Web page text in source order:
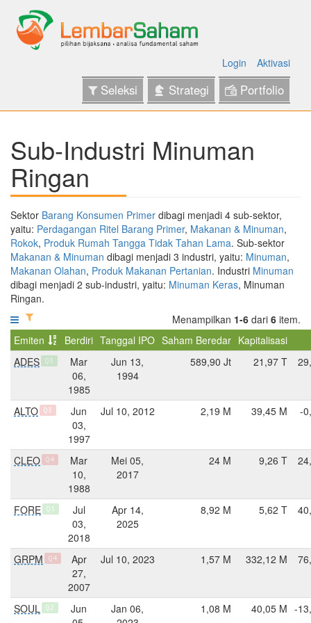
Login Aktivasi
Seleksi Strategi Portfolio
Sub-Industri Minuman
Ringan
Sektor Barang Konsumen Primer dibagi menjadi 4 sub-sektor,
yaitu: Perdagangan Ritel Barang Primer, Makanan & Minuman,
Rokok, Produk Rumah Tangga Tidak Tahan Lama. Sub-sektor
Makanan & Minuman dibagi menjadi 3 industri, yaitu: Minuman,
Makanan Olahan, Produk Makanan Pertanian. Industri Minuman
dibagi menjadi 2 sub-industri, yaitu: Minuman Keras, Minuman
Ringan.
Menampilkan 1-6 dari 6 item.
Emiten
Berdiri Tanggal IPO Saham Beredar Kapitalisasi
ADES
Q3
Mar
06,
1985
Jun 13,
1994
589,90 Jt 21,97 T
ALTO Q3
Jun
03,
1997
Jul 10, 2012 2,19 M 39,45 M -
CLEO Q4
Mar
10,
1988
Mei 05,
2017
24 M 9,26 T
FORE Q1
Jul
03,
2018
Apr 14,
2025
8,92 M 5,62 T
GRPM Q4
Apr
27,
2007
Jul 10, 2023 1,57 M 332,12 M
SOUL Q2
Jun
Jan 06,
1,08 M 40,05 M -